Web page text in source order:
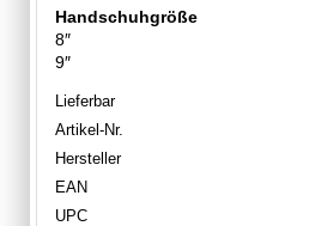
Handschuhgröße
8″
9″
Lieferbar
Artikel-Nr.
Hersteller
EAN
UPC